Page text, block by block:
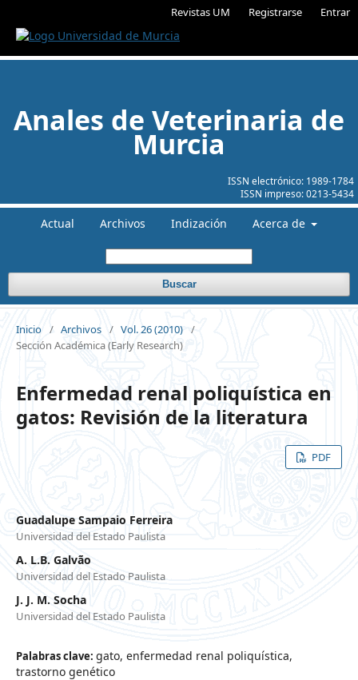
Revistas UM Registrarse Entrar
ISSN electrónico: 1989-1784
ISSN impreso:0213-5434
Anales de Veterinaria de
Murcia
Actual Archivos Indización Acerca de
Buscar
Inicio / Archivos / Vol. 26 (2010) /
Sección Académica (Early Research)
Enfermedad renal poliquística en
gatos: Revisión de la literatura
PDF
Guadalupe Sampaio Ferreira
Universidad del Estado Paulista
A. L.B. Galvão
Universidad del Estado Paulista
J. J. M. Socha
Universidad del Estado Paulista
Palabras clave: gato, enfermedad renal poliquística,
trastorno genético